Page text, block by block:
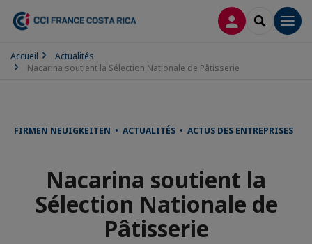
CONNEXION
Accueil
Actualités
Nacarina soutient la Sélection Nationale de Pâtisserie
FIRMEN NEUIGKEITEN • ACTUALITÉS • ACTUS DES ENTREPRISES
Nacarina soutient la
Sélection Nationale de
Pâtisserie